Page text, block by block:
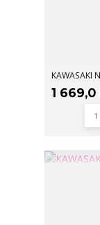
KAWASAKI
1 669,0